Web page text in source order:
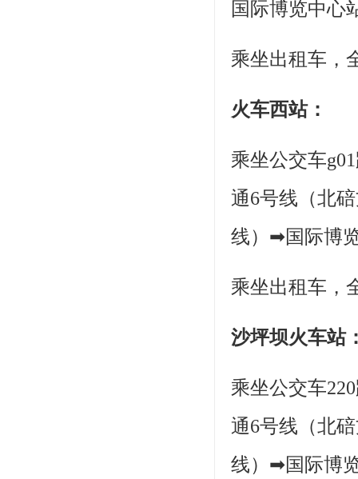
国际博览中心
乘坐出租车，
火车西站：
乘坐公交车
通6号线（北
线）➡国际博
乘坐出租车，
沙坪坝火车站
乘坐公交车
通6号线（北
线）➡国际博